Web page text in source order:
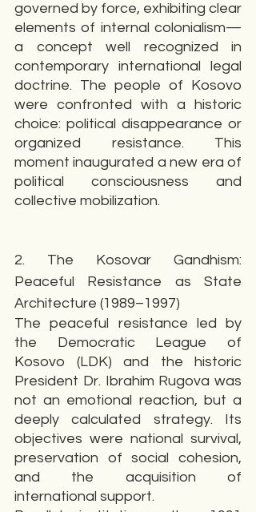
governed by force, exhibiting clear
elements of internal colonialism—
a concept well recognized in
contemporary international legal
doctrine. The people of Kosovo
were confronted with a historic
choice: political disappearance or
organized resistance. This
moment inaugurated a new era of
political consciousness and
collective mobilization.
2. The Kosovar Gandhism:
Peaceful Resistance as State
Architecture (1989–1997)
The peaceful resistance led by
the Democratic League of
Kosovo (LDK) and the historic
President Dr. Ibrahim Rugova was
not an emotional reaction, but a
deeply calculated strategy. Its
objectives were national survival,
preservation of social cohesion,
and the acquisition of
international support.